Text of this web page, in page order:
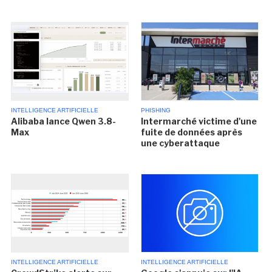
INTELLIGENCE ARTIFICIELLE
Alibaba lance Qwen 3.8-
Max
PHISHING
Intermarché victime d'une
fuite de données après
une cyberattaque
INTELLIGENCE ARTIFICIELLE INTELLIGENCE ARTIFICIELLE